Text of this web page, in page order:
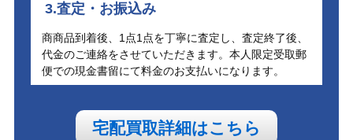
3.査定・お振込み
商商品到着後、1点1点を丁寧に査定し、査定終了後、
代金のご連絡をさせていただきます。本人限定受取郵
便での現金書留にて料金のお支払いになります。
宅配買取詳細はこちら